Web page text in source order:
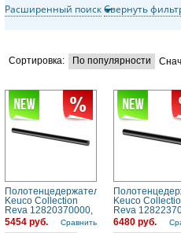
Расширенный поискСвернуть
Сортировка: По популярности
Полотенцедержатель
Keuco Collection
Reva 12820370000,
черный, матовый
5454 руб. Сравнить
Keuco
Reva
черный,
6480 руб.